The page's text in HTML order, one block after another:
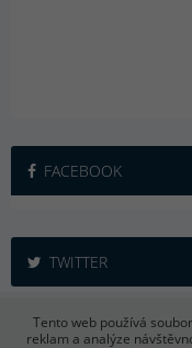
FACEBOOK
TWITTER
Tento web používá
reklam a analýze